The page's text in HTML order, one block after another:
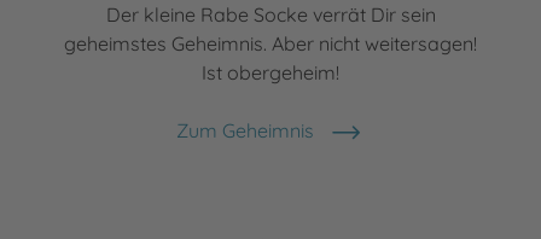
Der kleine Rabe Socke verrät Dir sein
geheimstes Geheimnis. Aber nicht weitersagen!
Ist obergeheim!
Zum Geheimnis